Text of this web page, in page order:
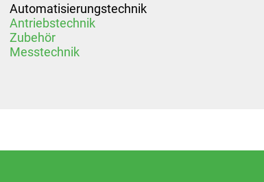
Automatisierungstechnik
Antriebstechnik
Zubehör
Messtechnik